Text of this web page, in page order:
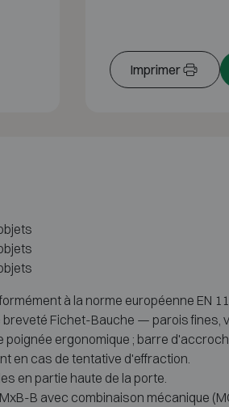
Imprimer
à la norme européenne EN
Fichet-Bauche — parois fines,
ergonomique ; barre
en cas de tentative d'effraction.
en partie haute de la porte.
B avec combinaison mécanique